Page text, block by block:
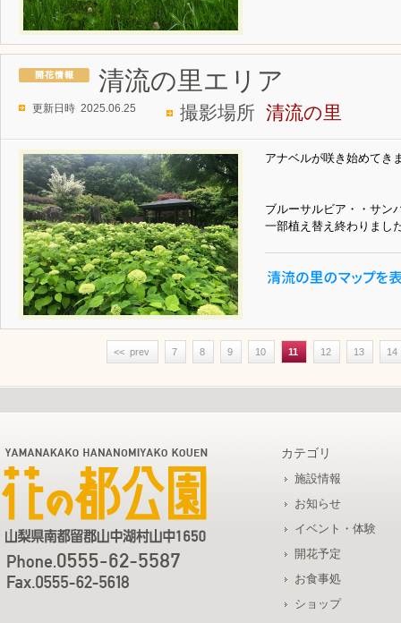
清流の里エリア
更新日時 2025.06.25 撮影場所 清流の里
アナベルが咲き始めてき
ブルーサルビア・・サン
一部植え替え終わりまし
<< prev 7 8 9 10 11 12 13 14
カテゴリ
施設情報
お知らせ
イベント・体験
開花予定
お食事処
ショップ